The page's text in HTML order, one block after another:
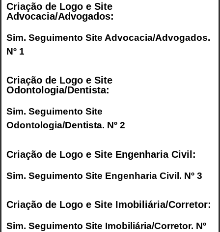
Criação de Logo e Site
Advocacia/Advogados:
Sim. Seguimento Site Advocacia/Advogados.
Nº 1
Criação de Logo e Site
Odontologia/Dentista:
Sim. Seguimento Site
Odontologia/Dentista. Nº 2
Criação de Logo e Site Engenharia Civil:
Sim. Seguimento Site Engenharia Civil. Nº 3
Criação de Logo e Site Imobiliária/Corretor:
Sim. Seguimento Site Imobiliária/Corretor. Nº